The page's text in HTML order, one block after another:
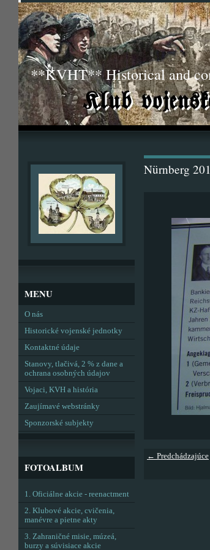
**KVHT** Historical and
Nürnberg
← Predchádzajúce
MENU
O nás
Historické vojenské jednotky
Kontaktné údaje
Stanovy, tlačivá, 2 % z dane a
ochrana osobných údajov
Vojaci, KVH a história
Zaujímavé webstránky
Sponzorské subjekty
FOTOALBUM
1. Oficiálne akcie - reenactment
2. Klubové akcie, cvičenia,
manévre a pietne akty
3. Zahraničné misie, múzeá,
burzy a súvisiace akcie